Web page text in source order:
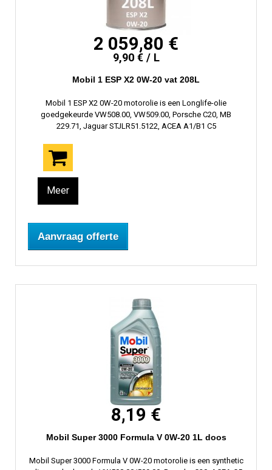
2 059,80 €
9,90 € / L
Mobil 1 ESP X2 0W-20 vat 208L
Mobil 1 ESP X2 0W-20 motorolie is een Longlife-olie
goedgekeurde VW508.00, VW509.00, Porsche C20, MB
229.71, Jaguar STJLR51.5122, ACEA A1/B1 C5
Meer
Aanvraag offerte
8,19 €
Mobil Super 3000 Formula V 0W-20 1L doos
Mobil Super 3000 Formula V 0W-20 motorolie is een synthetic